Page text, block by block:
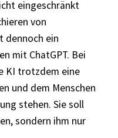
eingeschränkt
von
dennoch ein
mit ChatGPT. Bei
KI trotzdem eine
und dem Menschen
stehen. Sie soll
sondern ihm nur